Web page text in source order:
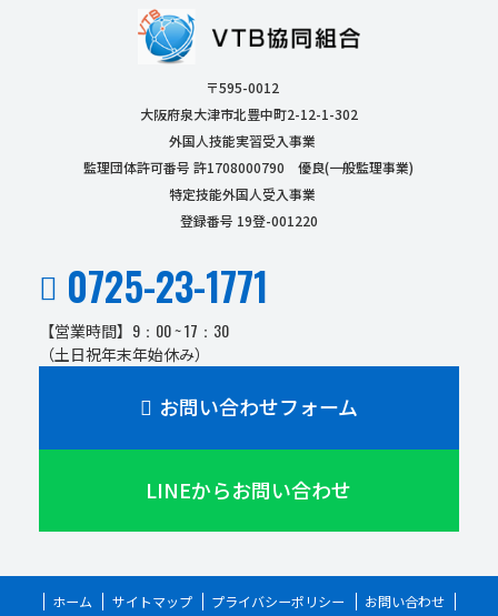
〒595-0012
大阪府泉大津市北豊中町2-12-1-302
外国人技能実習受入事業
監理団体許可番号 許1708000790 優良(一般監理事業)
特定技能外国人受入事業
登録番号 19登-001220
0725-23-1771
【営業時間】 9：00 ~ 17：30
（土日祝年末年始休み）
お問い合わせフォーム
LINEからお問い合わせ
ホーム サイトマップ プライバシーポリシー お問い合わせ